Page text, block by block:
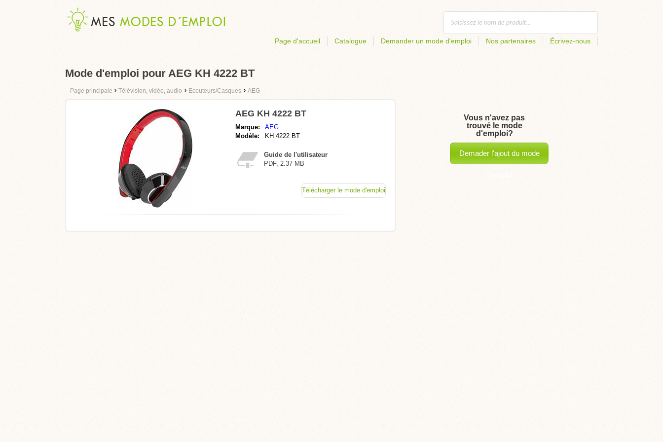
Page d'accueil Catalogue Demander un mode d'emploi Nos partenaires Écrivez-nous
Mode d'emploi pour AEG KH 4222 BT
Page principale › Télévision, vidéo, audio › Ecouteurs/Casques › AEG
AEG KH 4222 BT
Marque:
AEG
Modèle:
KH 4222 BT
Guide de l'utilisateur
PDF, 2.37 MB
Télécharger le mode d'emploi
Vous n'avez pas
trouvé le mode
d'emploi?
Demader l'ajout du mode